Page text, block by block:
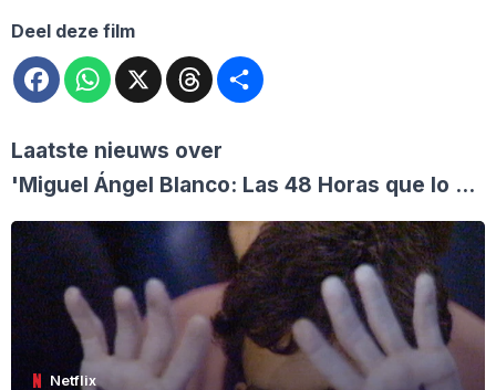
Deel deze film
FacebookWhatsApp
X Threads
Laatste nieuws over
'Miguel Ángel Blanco: Las 48 Horas que lo Cambiaron Todo'
Netflix